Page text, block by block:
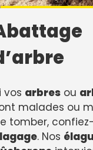
vos arbres ou
malades ou
tomber,
. Nos